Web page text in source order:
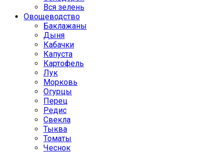
Вся зелень
Овощеводство
Баклажаны
Дыня
Кабачки
Капуста
Картофель
Лук
Морковь
Огурцы
Перец
Редис
Свекла
Тыква
Томаты
Чеснок